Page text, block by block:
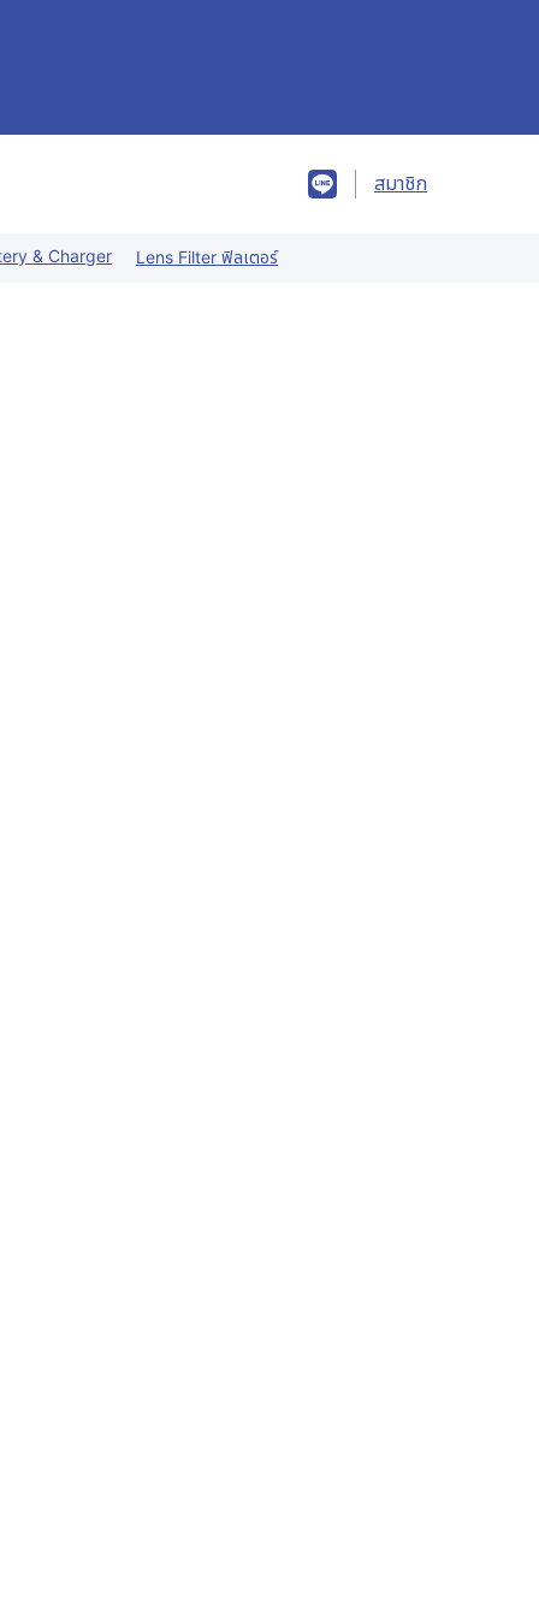
สมาชิก
& Charger Lens Filter ฟิลเตอร์